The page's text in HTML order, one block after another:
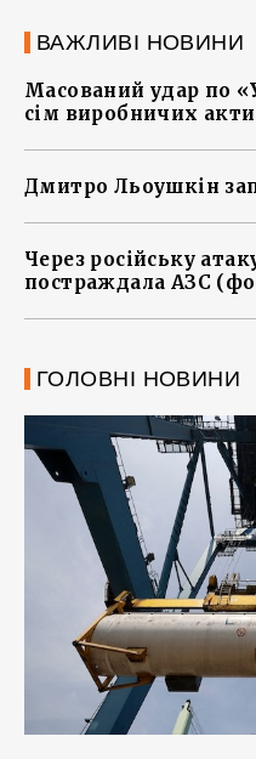
ВАЖЛИВІ НОВИНИ
Масований удар по
сім виробничих
Дмитро Льоушкін
Через російську
постраждала АЗС
ГОЛОВНІ НОВИНИ